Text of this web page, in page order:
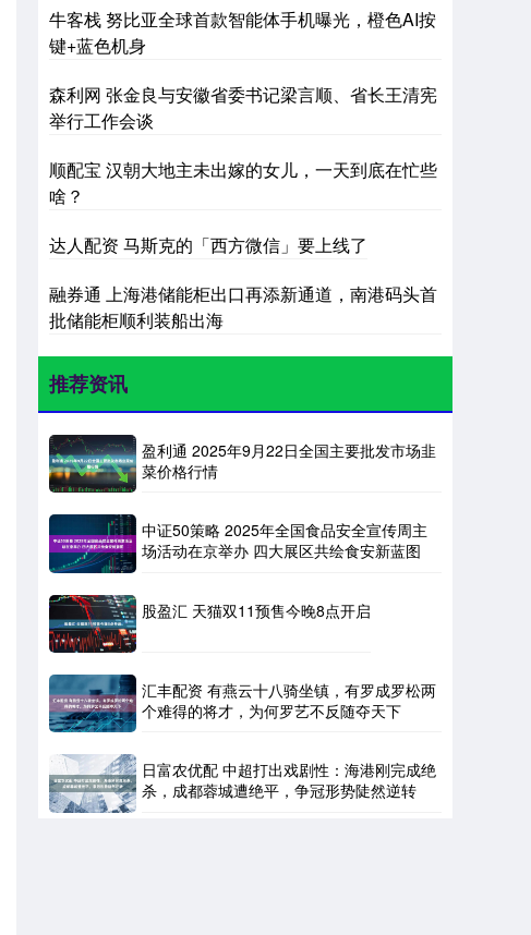
牛客栈 努比亚全球首款智能体手机曝光，橙色AI按
键+蓝色机身
森利网 张金良与安徽省委书记梁言顺、省长王清宪
举行工作会谈
顺配宝 汉朝大地主未出嫁的女儿，一天到底在忙些
啥？
达人配资 马斯克的「西方微信」要上线了
融券通 上海港储能柜出口再添新通道，南港码头首
批储能柜顺利装船出海
推荐资讯
盈利通 2025年9月22日全国主要批发市场韭
菜价格行情
中证50策略 2025年全国食品安全宣传周主
场活动在京举办 四大展区共绘食安新蓝图
股盈汇 天猫双11预售今晚8点开启
汇丰配资 有燕云十八骑坐镇，有罗成罗松两
个难得的将才，为何罗艺不反随夺天下
日富农优配 中超打出戏剧性：海港刚完成绝
杀，成都蓉城遭绝平，争冠形势陡然逆转